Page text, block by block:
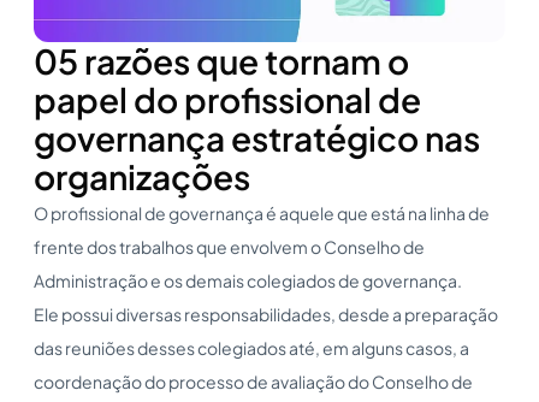
05 razões que tornam o
papel do profissional de
governança estratégico nas
organizações
O profissional de governança é aquele que está na linha de
frente dos trabalhos que envolvem o Conselho de
Administração e os demais colegiados de governança.
Ele possui diversas responsabilidades, desde a preparação
das reuniões desses colegiados até, em alguns casos, a
coordenação do processo de avaliação do Conselho de